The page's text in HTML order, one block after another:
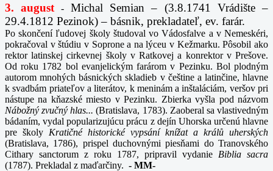
3. august -Michal Semian – (3.8.1741 Vrádište –
29.4.1812 Pezinok) – básnik, prekladateľ, ev. farár.
Po skončení ľudovej školy študoval vo Vádosfalve a v Nemeskéri,
pokračoval v štúdiu v Soprone a na lýceu v Kežmarku. Pôsobil ako
rektor latinskej cirkevnej školy v Ratkovej a konrektor v Prešove.
Od roku 1782 bol evanjelickým farárom v Pezinku. Bol plodným
autorom mnohých básnických skladieb v češtine a latinčine, hlavne
k svadbám priateľov a literátov, k meninám a inštaláciám, veršov pri
nástupe na kňazské miesto v Pezinku. Zbierka vyšla pod názvom
Nábožný zvučný hlas...(Bratislava, 1783). Zaoberal sa vlastivedným
bádaním, vydal popularizujúcu prácu z dejín Uhorska určenú hlavne
pre školy Kratičné historické vypsání knížat a králů uherských
(Bratislava, 1786), prispel duchovnými piesňami do Tranovského
Cithary sanctorum z roku 1787, pripravil vydanie Biblia sacra
(1787). Prekladal z maďarčiny. - MM-